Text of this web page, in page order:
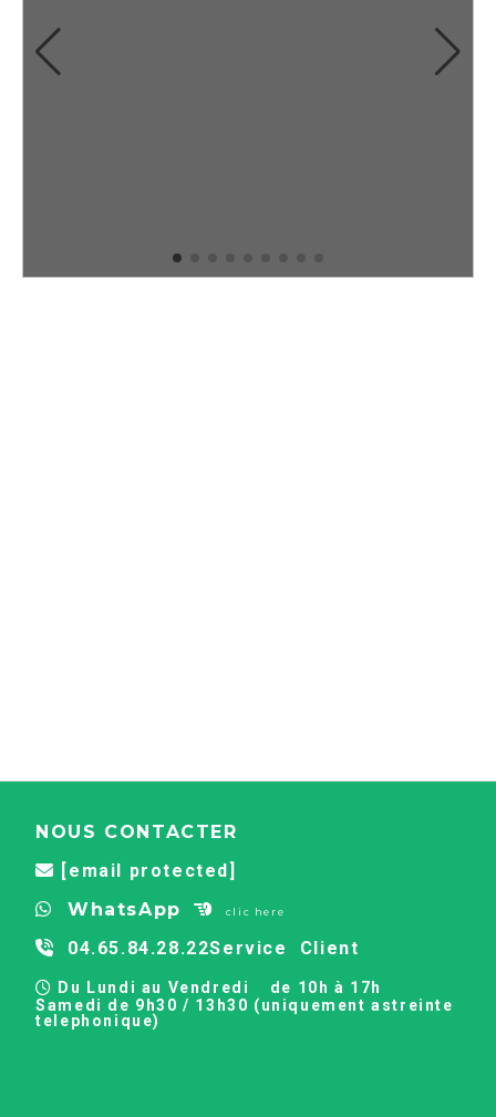
NOUS CONTACTER
 [email protected]
 WhatsApp  clic here
 04.65.84.28.22Service Client
 Du Lundi au Vendredi
de 10h à 17h
Samedi de 9h30 / 13h30 (uniquement astreinte
telephonique)